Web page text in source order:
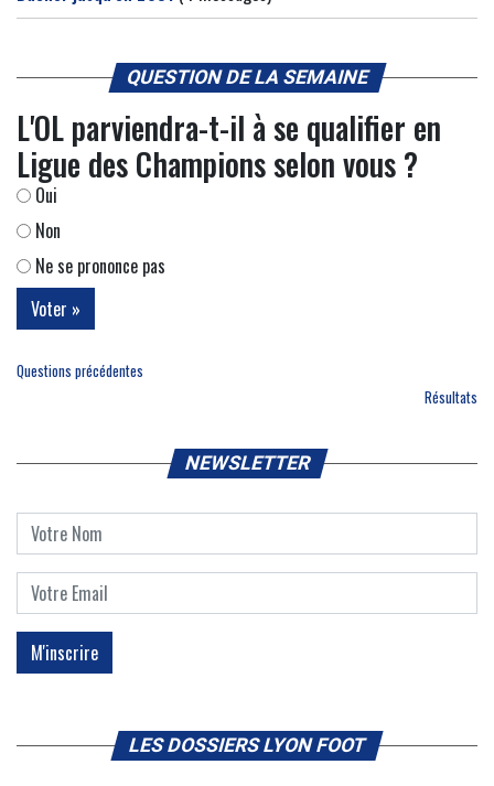
QUESTION DE LA SEMAINE
L'OL parviendra-t-il à se qualifier en
Ligue des Champions selon vous ?
Oui
Non
Ne se prononce pas
Questions précédentes
Résultats
NEWSLETTER
LES DOSSIERS LYON FOOT